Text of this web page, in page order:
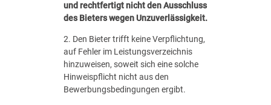
und rechtfertigt nicht den Ausschluss
des Bieters wegen Unzuverlässigkeit.
2. Den Bieter trifft keine Verpflichtung,
auf Fehler im Leistungsverzeichnis
hinzuweisen, soweit sich eine solche
Hinweispflicht nicht aus den
Bewerbungsbedingungen ergibt.